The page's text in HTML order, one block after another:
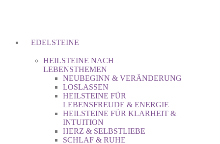
EDELSTEINE
HEILSTEINE NACH
LEBENSTHEMEN
NEUBEGINN & VERÄNDERUNG
LOSLASSEN
HEILSTEINE FÜR
LEBENSFREUDE & ENERGIE
HEILSTEINE FÜR KLARHEIT &
INTUITION
HERZ & SELBSTLIEBE
SCHLAF & RUHE